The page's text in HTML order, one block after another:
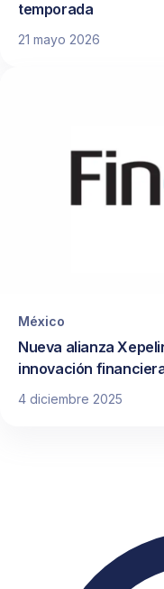
temporada
21 mayo 2026
México
Nueva alianza
innovación
4 diciembre 2025